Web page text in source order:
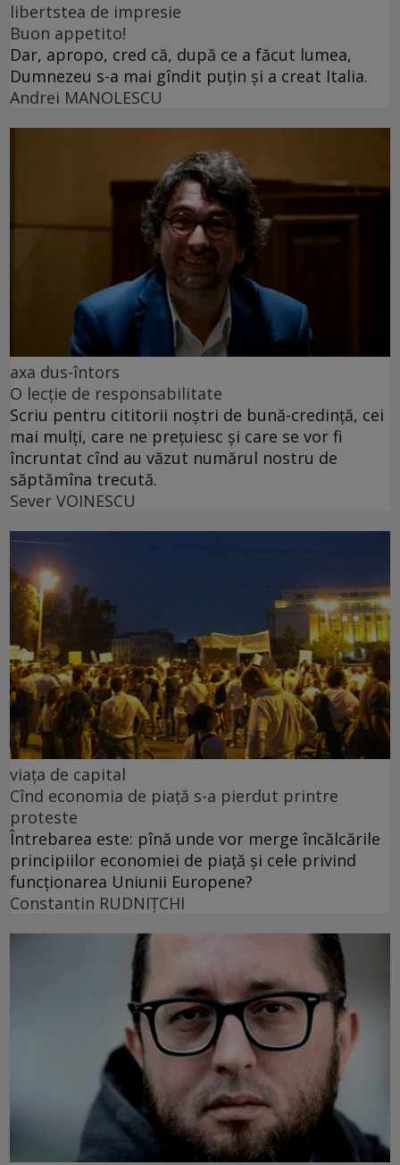
libertstea de impresie
Buon appetito!
Dar, apropo, cred că, după ce a făcut lumea,
Dumnezeu s-a mai gîndit puțin și a creat Italia.
Andrei MANOLESCU
axa dus-întors
O lecție de responsabilitate
Scriu pentru cititorii noștri de bună-credință, cei
mai mulți, care ne prețuiesc și care se vor fi
încruntat cînd au văzut numărul nostru de
săptămîna trecută.
Sever VOINESCU
viața de capital
Cînd economia de piață s-a pierdut printre
proteste
Întrebarea este: pînă unde vor merge încălcările
principiilor economiei de piață și cele privind
funcționarea Uniunii Europene?
Constantin RUDNIŢCHI